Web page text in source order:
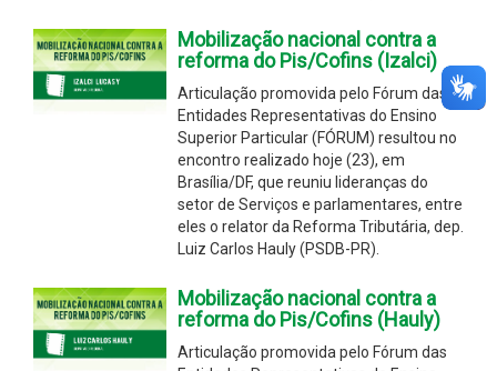
Mobilização nacional contra a
reforma do Pis/Cofins (Izalci)
Articulação promovida pelo Fórum das
Entidades Representativas do Ensino
Superior Particular (FÓRUM) resultou no
encontro realizado hoje (23), em
Brasília/DF, que reuniu lideranças do
setor de Serviços e parlamentares, entre
eles o relator da Reforma Tributária, dep.
Luiz Carlos Hauly (PSDB-PR).
Mobilização nacional contra a
reforma do Pis/Cofins (Hauly)
Articulação promovida pelo Fórum das